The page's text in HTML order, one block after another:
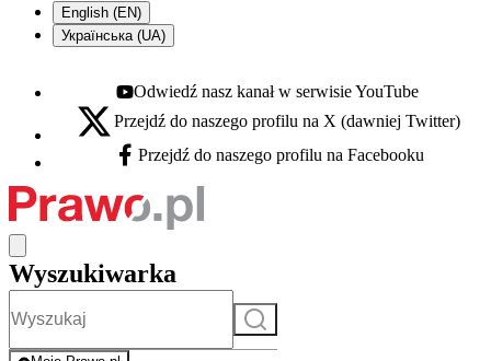
English (EN)
Українська (UA)
Youtube - otwiera się w nowej karcie
Odwiedź nasz kanał w serwisie YouTube
X - otwiera się w nowej karcie
Przejdź do naszego profilu na X (dawniej Twitter)
Facebook - otwiera się w nowej karcie
Przejdź do naszego profilu na Facebooku
Wyszukiwarka
Szukaj